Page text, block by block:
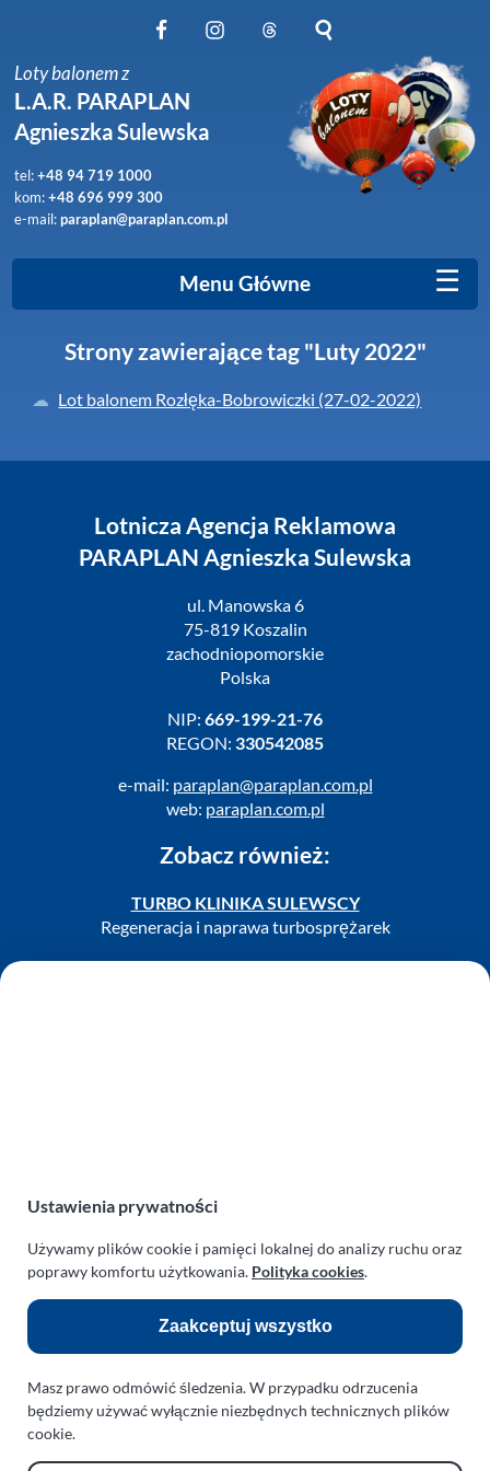
Obserwuj nas na Instagram
Obserwuj nas na Threads
Szukaj na stronie
Loty balonem z
L.A.R. PARAPLAN
Agnieszka Sulewska
tel:+48 94 719 1000
kom:+48 696 999 300
e-mail:paraplan@paraplan.com.pl
Menu Główne ☰
Strony zawierające tag "Luty 2022"
Lot balonem Rozłęka-Bobrowiczki (27-02-2022)
Lotnicza Agencja Reklamowa
PARAPLAN Agnieszka Sulewska
ul. Manowska 6
75-819 Koszalin
zachodniopomorskie
Polska
NIP: 669-199-21-76
REGON: 330542085
e-mail: paraplan@paraplan.com.pl
web: paraplan.com.pl
Zobacz również:
TURBO KLINIKA SULEWSCY
Regeneracja i naprawa turbosprężarek
AUTO SERWIS SULEWSCY
Odnośniki:
Flight Operations Consulting
Bolling Modellballone
Motopark Koszalin
Rodzina Wolarków
Ustawienia prywatności
Używamy plików cookie i pamięci lokalnej do analizy ruchu oraz
poprawy komfortu użytkowania. Polityka cookies.
Zaakceptuj wszystko
Masz prawo odmówić śledzenia. W przypadku odrzucenia
będziemy używać wyłącznie niezbędnych technicznych plików
cookie.